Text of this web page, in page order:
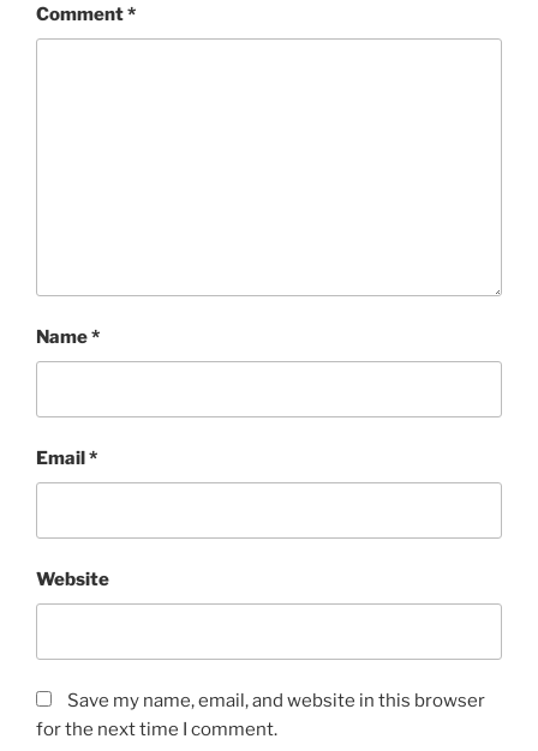
Comment*
Name*
Email*
Website
Save my name, email, and website in this browser
for the next time I comment.